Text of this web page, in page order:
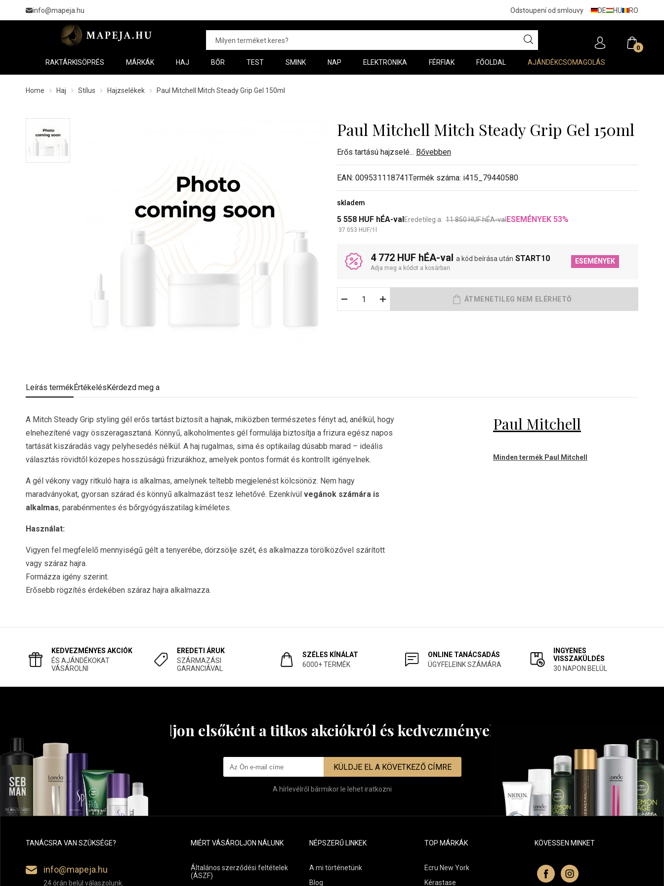
info@mapeja.hu Odstoupení od smlouvy DE HU RO
0
RAKTÁRKISÖPRÉS MÁRKÁK HAJ BŐR TEST SMINK NAP ELEKTRONIKA FÉRFIAK FŐOLDAL AJÁNDÉKCSOMAGOLÁS
Home Haj Stílus Hajzselékek Paul Mitchell Mitch Steady Grip Gel 150ml
Paul Mitchell Mitch Steady Grip Gel 150ml
Erős tartású hajzselé... Bővebben
EAN: 009531118741Termék száma: i415_79440580
skladem
5 558 HUF hÉA-val
37 053 HUF/1
Eredetileg a: 11 850HUFhÉA-valESEMÉNYEK 53%
4 772 HUF hÉA-val a kód beírása után START10
Adja meg a kódot a kosárban
ESEMÉNYEK
Leírás termékÉrtékelésKérdezd meg a
A Mitch Steady Grip styling gél erős tartást biztosít a hajnak, miközben természetes fényt ad, anélkül, hogy
elnehezítené vagy összeragasztaná. Könnyű, alkoholmentes gél formulája biztosítja a frizura egész napos
tartását kiszáradás vagy pelyhesedés nélkül. A haj rugalmas, sima és optikailag dúsabb marad – ideális
választás rövidtől közepes hosszúságú frizurákhoz, amelyek pontos formát és kontrollt igényelnek.
A gél vékony vagy ritkuló hajra is alkalmas, amelynek teltebb megjelenést kölcsönöz. Nem hagy
maradványokat, gyorsan szárad és könnyű alkalmazást tesz lehetővé. Ezenkívül vegánok számára is
alkalmas, parabénmentes és bőrgyógyászatilag kíméletes.
Használat:
Vigyen fel megfelelő mennyiségű gélt a tenyerébe, dörzsölje szét, és alkalmazza törölközővel szárított
vagy száraz hajra.
Formázza igény szerint.
Erősebb rögzítés érdekében száraz hajra alkalmazza.
Paul Mitchell
Minden termék Paul Mitchell
KEDVEZMÉNYES AKCIÓK
ÉS AJÁNDÉKOKAT
VÁSÁROLNI
EREDETI ÁRUK
SZÁRMAZÁSI
GARANCIÁVAL
SZÉLES KÍNÁLAT
6000+ TERMÉK
ONLINE TANÁCSADÁS
ÜGYFELEINK SZÁMÁRA
INGYENES
VISSZAKÜLDÉS
30 NAPON BELÜL
Tudjon elsőként a titkos akciókról és kedvezményekről
KÜLDJE EL A KÖVETKEZŐ CÍMRE
A hírlevélről bármikor le lehet iratkozni
TANÁCSRA VAN SZÜKSÉGE?
info@mapeja.hu
24 órán belül válaszolunk.
MIÉRT VÁSÁROLJON NÁLUNK
Általános szerződési feltételek
(ÁSZF)
NÉPSZERŰ LINKEK
A mi történetünk
Blog
TOP MÁRKÁK
Ecru New York
Kérastase
KÖVESSEN MINKET